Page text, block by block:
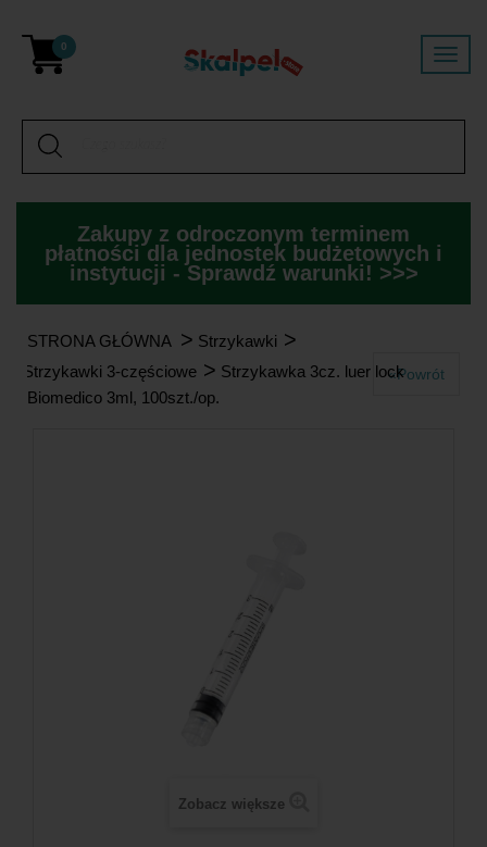
0
Zakupy z odroczonym terminem
płatności dla jednostek budżetowych i
instytucji - Sprawdź warunki! >>>
STRONA GŁÓWNA > Strzykawki >
Strzykawki 3-częściowe > Strzykawka 3cz. luer lock
Biomedico 3ml, 100szt./op.
«Powrót
Zobacz większe